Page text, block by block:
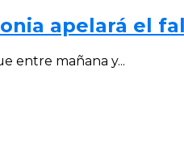
apelará el
entre mañana y...